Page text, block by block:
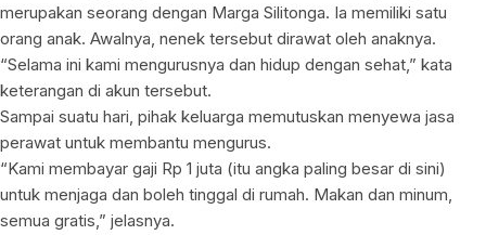
merupakan seorang dengan Marga Silitonga. Ia memiliki satu
orang anak. Awalnya, nenek tersebut dirawat oleh anaknya.
“Selama ini kami mengurusnya dan hidup dengan sehat,” kata
keterangan di akun tersebut.
Sampai suatu hari, pihak keluarga memutuskan menyewa jasa
perawat untuk membantu mengurus.
“Kami membayar gaji Rp 1 juta (itu angka paling besar di sini)
untuk menjaga dan boleh tinggal di rumah. Makan dan minum,
semua gratis,” jelasnya.